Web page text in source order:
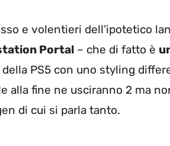
e volentieri dell’ipotetico
Portal – che di fatto è
della PS5 con uno styling
alla fine ne usciranno 2 ma
di cui si parla tanto.